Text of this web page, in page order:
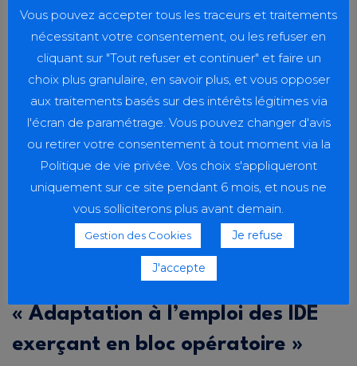
25
JUIL
Nouvelle formation :
« Adaptation à l’emploi des IDE
exerçant en bloc opératoire »
Vous pouvez accepter tous les traceurs et traitements
nécessitant votre consentement, ou les refuser en
cliquant sur "Tout refuser et continuer" et faire un
choix plus granulaire, en savoir plus, et vous opposer
aux traitements basés sur des intérêts légitimes via
l'écran de paramétrage. Vous pouvez changer d'avis
ou retirer votre consentement à tout moment via la
Politique de vie privée. Vos choix s'appliqueront
uniquement sur ce site pendant 6 mois, et nous ne
vous solliciterons plus avant demain.
Gestion des Cookies Je refuse
J'accepte